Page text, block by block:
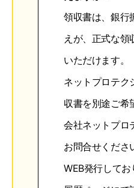
領収書は、銀行
えが、正式な領
いただけます。
ネットプロテク
収書を別途ご希
会社ネットプロ
お問合せくださ
WEB発行して